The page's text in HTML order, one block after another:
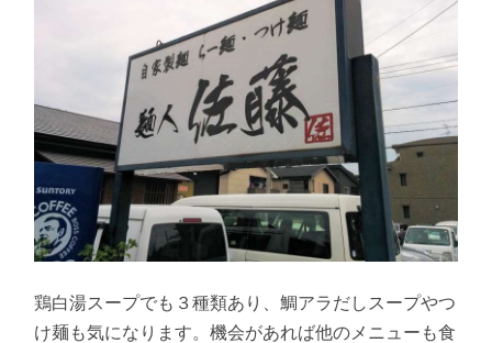
鶏白湯スープでも３種類あり、鯛アラだしスープやつ
け麺も気になります。機会があれば他のメニューも食